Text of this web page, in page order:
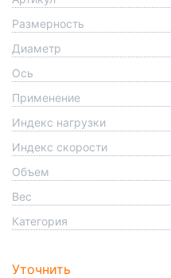
Размерность
Диаметр
Ось
Применение
Индекс нагрузки
Индекс скорости
Объем
Вес
Категория
Уточнить